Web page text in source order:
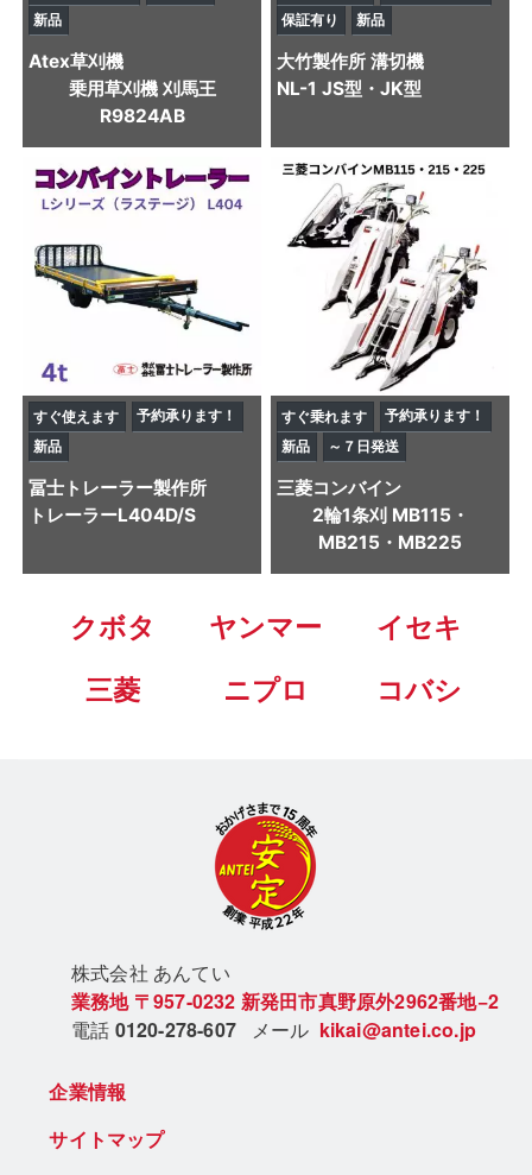
新品
Atex草刈機
乗用草刈機 刈馬王
R9824AB
保証有り
新品
大竹製作所 溝切機
NL-1 JS型・JK型
すぐ使えます
予約承ります！
新品
冨士トレーラー製作所
トレーラーL404D/S
すぐ乗れます
予約承ります！
新品
～７日発送
三菱コンバイン
2輪1条刈 MB115・
MB215・MB225
クボタ ヤンマー
イセキ
三菱
ニプロ コバシ
株式会社 あんてい
業務地 〒957-0232 新発田市真野原外2962番地−2
電話 0120-278-607 メール kikai@antei.co.jp
企業情報
サイトマップ